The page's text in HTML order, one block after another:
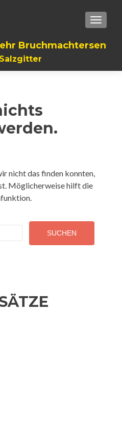
Bruchmachtersen
nicht das finden konnten,
Möglicherweise hilft die